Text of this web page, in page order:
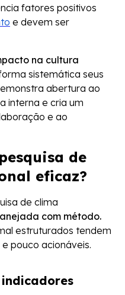
fatores positivos
e devem ser
na cultura
sistemática seus
abertura ao
interna e cria um
e ao
de
eficaz?
de clima
com método.
estruturados tendem
pouco acionáveis.